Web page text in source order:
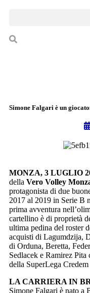
Simone Falgari è un
MONZA, 3 LUGLIO
della Vero Volley
protagonista di due
2017 al 2019 in Serie B
prima avventura
cartellino è di proprietà
ultima pedina del roster
acquisti di Lagumdzija,
di Orduna, Beretta,
Sedlacek e Ramirez Pita
della SuperLega Credem
LA CARRIERA IN
Simone Falgari è nato